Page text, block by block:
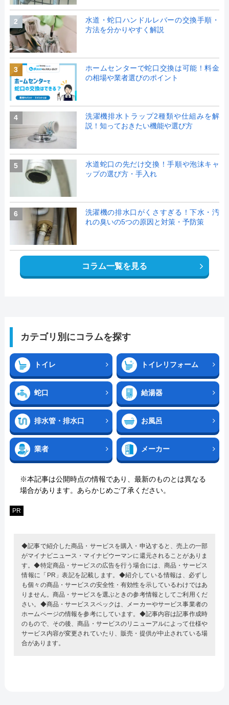
2
水道・蛇口ハンドルレバーの交換手順・
方法を分かりやすく解説
3
ホームセンターで蛇口交換は可能！料金
の相場や業者選びのポイント
4
洗濯機排水トラップ2種類や仕組みを解
説！知っておきたい機能や選び方
5
水道蛇口の先だけ交換！手順や泡沫キャ
ップの選び方・手入れ
6
洗濯機の排水口がくさすぎる！下水・汚
れの臭いの5つの原因と対策・予防策
コラム一覧を見る
カテゴリ別にコラムを探す
トイレ トイレリフォーム
蛇口 給湯器
排水管・排水口 お風呂
業者 メーカー
※本記事は公開時点の情報であり、最新のものとは異なる
場合があります。あらかじめご了承ください。
PR
◆記事で紹介した商品・サービスを購入・申込すると、売上の一部
がマイナビニュース・マイナビウーマンに還元されることがありま
す。◆特定商品・サービスの広告を行う場合には、商品・サービス
情報に「PR」表記を記載します。◆紹介している情報は、必ずし
も個々の商品・サービスの安全性・有効性を示しているわけではあ
りません。商品・サービスを選ぶときの参考情報としてご利用くだ
さい。◆商品・サービススペックは、メーカーやサービス事業者の
ホームページの情報を参考にしています。◆記事内容は記事作成時
のもので、その後、商品・サービスのリニューアルによって仕様や
サービス内容が変更されていたり、販売・提供が中止されている場
合があります。